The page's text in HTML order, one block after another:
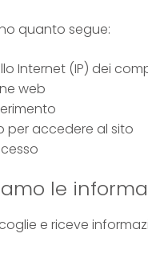
quanto segue:
Internet (IP) dei
web
per accedere al sito
le
e riceve